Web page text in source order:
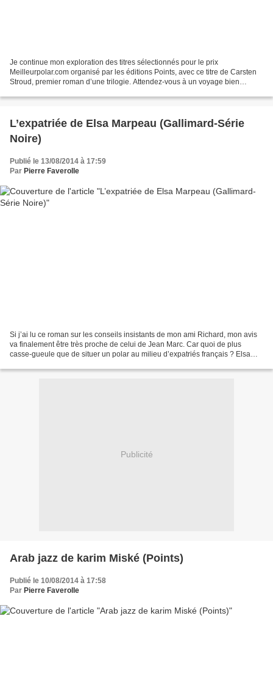
Je continue mon exploration des titres sélectionnés pour le prix
Meilleurpolar.com organisé par les éditions Points, avec ce titre de Carsten
Stroud, premier roman d’une trilogie. Attendez-vous à un voyage bien
L’expatriée de Elsa Marpeau (Gallimard-Série
Noire)
Publié le 13/08/2014 à 17:59
Par Pierre Faverolle
Si j’ai lu ce roman sur les conseils insistants de mon ami Richard, mon avis
va finalement être très proche de celui de Jean Marc. Car quoi de plus
casse-gueule que de situer un polar au milieu d’expatriés français ? Elsa
Publicité
Arab jazz de karim Miské (Points)
Publié le 10/08/2014 à 17:58
Par Pierre Faverolle